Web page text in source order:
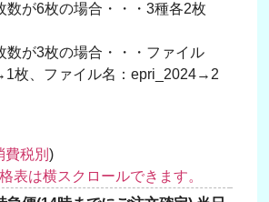
数が6枚の場合・・・3種各2枚
数が3枚の場合・・・ファイル
枚、ファイル名：epri_2024→2
費税別)